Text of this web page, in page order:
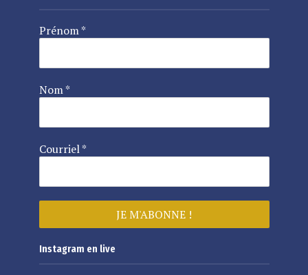
Prénom*
Nom*
Courriel*
Instagram en live